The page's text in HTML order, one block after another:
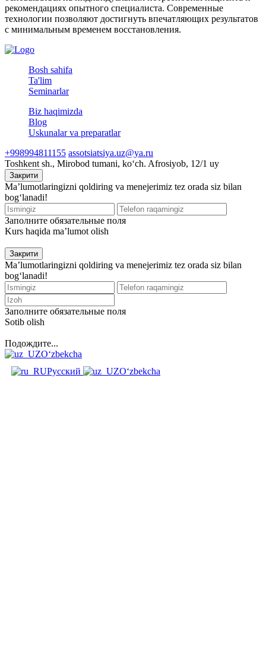
рекомендациях опытного специалиста. Современные
технологии позволяют достигнуть впечатляющих результатов
с минимальным временем восстановления.
Bosh sahifa
Ta'lim
Seminarlar
Biz haqimizda
Blog
Uskunalar va preparatlar
+998994811155 assotsiatsiya.uz@ya.ru
Toshkent sh., Mirobod tumani, koʻch. Afrosiyob, 12/1 uy
Закрити
Ma’lumotlaringizni qoldiring va menejerimiz tez orada siz bilan
bog‘lanadi!
Заполните обязательные поля
Kurs haqida ma’lumot olish
Закрити
Ma’lumotlaringizni qoldiring va menejerimiz tez orada siz bilan
bog‘lanadi!
Заполните обязательные поля
Sotib olish
Подождите...
O‘zbekcha
Русский
O‘zbekcha